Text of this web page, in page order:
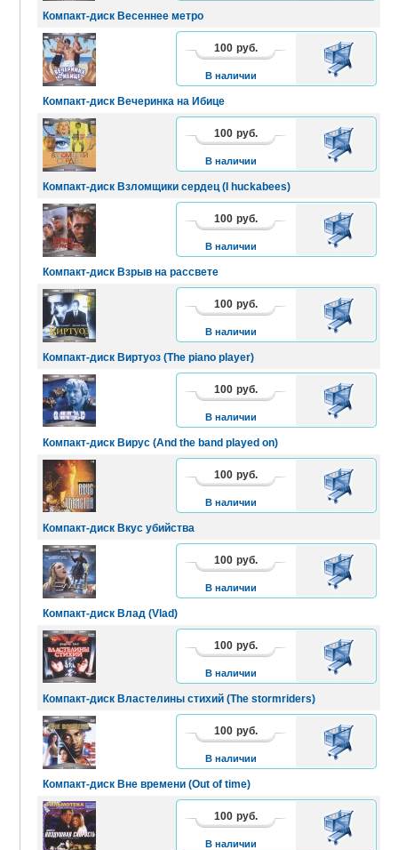
Компакт-диск Весеннее метро
Компакт-диск Вечеринка на Ибице
100 руб.
В наличии
В
КОРЗИНУ
Компакт-диск Взломщики сердец (I huckabees)
100 руб.
В наличии
В
КОРЗИНУ
Компакт-диск Взрыв на рассвете
100 руб.
В наличии
В
КОРЗИНУ
Компакт-диск Виртуоз (The piano player)
100 руб.
В наличии
В
КОРЗИНУ
Компакт-диск Вирус (And the band played on)
100 руб.
В наличии
В
КОРЗИНУ
Компакт-диск Вкус убийства
100 руб.
В наличии
В
КОРЗИНУ
Компакт-диск Влад (Vlad)
100 руб.
В наличии
В
КОРЗИНУ
Компакт-диск Властелины стихий (The stormriders)
100 руб.
В наличии
В
КОРЗИНУ
Компакт-диск Вне времени (Out of time)
100 руб.
В наличии
В
КОРЗИНУ
100 руб.
В наличии
В
КОРЗИНУ